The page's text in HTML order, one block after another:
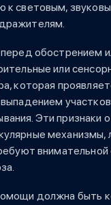
к световым,
обострением
или
которая
участков
Эти признаки
механизмы,
внимательной
должна быть